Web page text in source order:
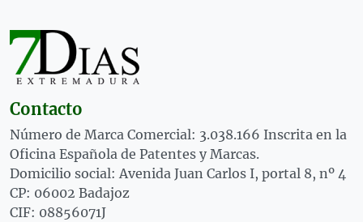
Contacto
Número de Marca Comercial: 3.038.166 Inscrita en la
Oficina Española de Patentes y Marcas.
Domicilio social: Avenida Juan Carlos I, portal 8, nº 4
CP: 06002 Badajoz
CIF: 08856071J